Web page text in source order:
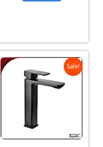
Sale!